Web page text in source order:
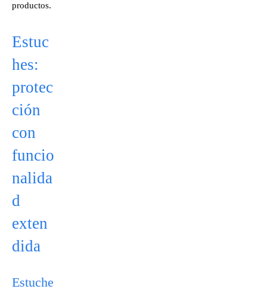
productos.
Estuc
hes:
protec
ción
con
funcio
nalida
d
exten
dida
Estuche